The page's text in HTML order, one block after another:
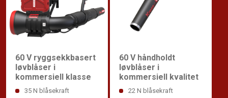
60 V ryggsekkbasert
løvblåser i
kommersiell klasse
35 N blåsekraft
60 V håndholdt
løvblåser i
kommersiell kvalitet
22 N blåsekraft